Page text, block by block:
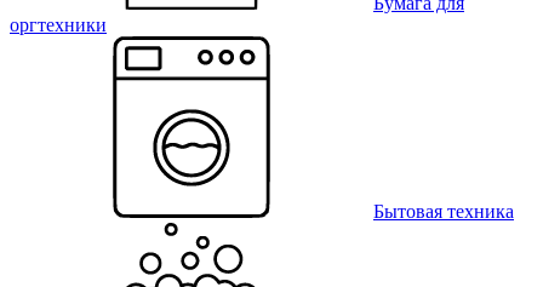
оргтехники
Бытовая техника